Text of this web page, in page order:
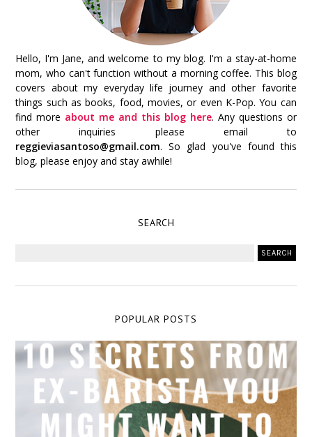
Hello, I'm Jane, and welcome to my blog. I'm a stay-at-home
mom, who can't function without a morning coffee. This blog
covers about my everyday life journey and other favorite
things such as books, food, movies, or even K-Pop. You can
find more about me and this blog here. Any questions or
other inquiries please email to
reggieviasantoso@gmail.com. So glad you've found this
blog, please enjoy and stay awhile!
SEARCH
POPULAR POSTS